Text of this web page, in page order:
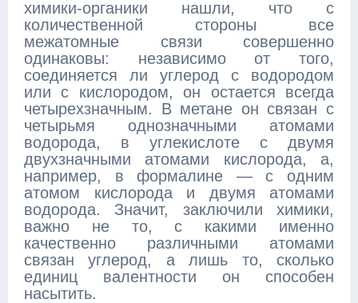
химики-органики нашли, что с
количественной стороны все
межатомные связи совершенно
одинаковы: независимо от того,
соединяется ли углерод с водородом
или с кислородом, он остается всегда
четырехзначным. В метане он связан с
четырьмя однозначными атомами
водорода, в углекислоте с двумя
двухзначными атомами кислорода, а,
например, в формалине — с одним
атомом кислорода и двумя атомами
водорода. Значит, заключили химики,
важно не то, с какими именно
качественно различными атомами
связан углерод, а лишь то, сколько
единиц валентности он способен
насытить.